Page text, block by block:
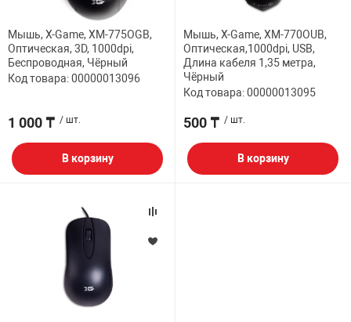
USB
USB ХАБЫ
CARD RIDER
ЛЕНТА ДЛЯ
ДОМА
ТЕХНИКА
Мышь, X-Game, XM-775OGB,
Оптическая, 3D, 1000dpi,
Беспроводная, Чёрный
Код товара: 00000013096
1 000 ₸ / шт.
В корзину
Мышь, X-Game, XM-770OUB,
Оптическая,1000dpi, USB,
Длина кабеля 1,35 метра,
Чёрный
Код товара: 00000013095
500 ₸ / шт.
В корзину